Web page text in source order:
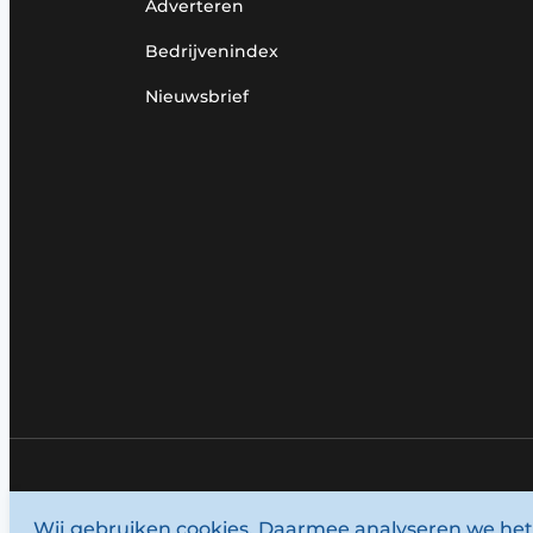
Adverteren
Bedrijvenindex
Nieuwsbrief
© 1987 - 2026 Louwersmediagroep.
Wij gebruiken cookies. Daarmee analyseren we